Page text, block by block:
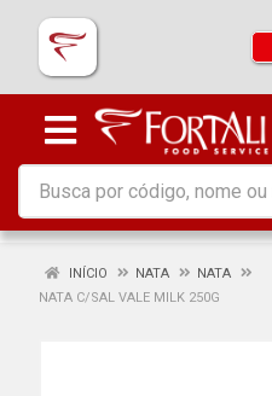
INÍCIO NATA
NATA
NATA C/SAL VALE MILK 250G